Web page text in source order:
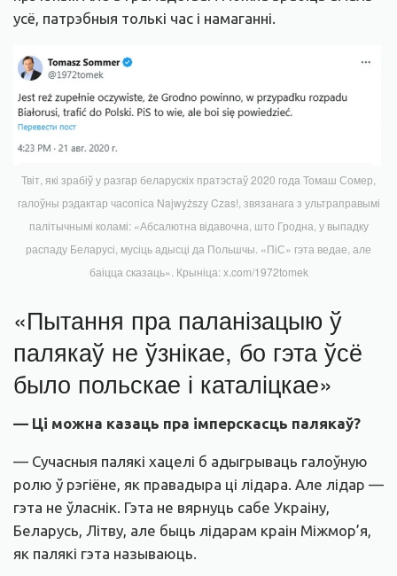
усё, патрэбныя толькі час і намаганні.
Твіт, які зрабіў у разгар беларускіх пратэстаў 2020 года Томаш Сомер,
галоўны рэдактар часопіса Najwyższy Czas!, звязанага з ультраправымі
палітычнымі коламі: «Абсалютна відавочна, што Гродна, у выпадку
распаду Беларусі, мусіць адысці да Польшчы. «ПіС» гэта ведае, але
баіцца сказаць». Крыніца: x.com/1972tomek
«Пытання пра паланізацыю ў
палякаў не ўзнікае, бо гэта ўсё
было польскае і каталіцкае»
— Ці можна казаць пра імперскасць палякаў?
— Сучасныя палякі хацелі б адыгрываць галоўную
ролю ў рэгіёне, як правадыра ці лідара. Але лідар —
гэта не ўласнік. Гэта не вярнуць сабе Украіну,
Беларусь, Літву, але быць лідарам краін Міжмор’я,
як палякі гэта называюць.